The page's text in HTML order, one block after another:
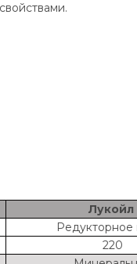
Лукойл
Редукторное
220